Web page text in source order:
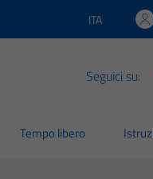
Lingua attiva:
ITA
Seguici su:
Tempo libero